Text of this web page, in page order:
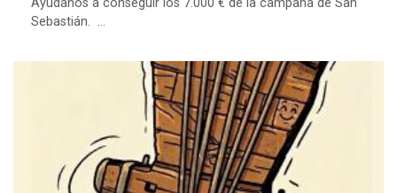
Ayúdanos a conseguir los 7.000 € de la campana de San
Sebastián. ...